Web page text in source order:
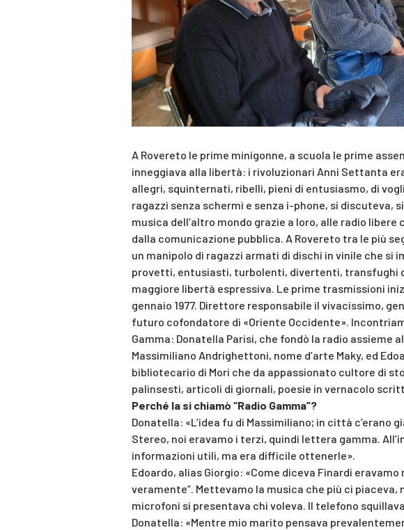
A Rovereto le prime minigonne, a scuola le prime
inneggiava alla libertà: i rivoluzionari Anni Settanta
allegri, squinternati, ribelli, pieni di entusiasmo, di
ragazzi senza schermi e senza i-phone, si discuteva,
musica dell’altro mondo grazie a loro, alle radio
dalla comunicazione pubblica. A Rovereto tra le più
un manipolo di ragazzi armati di dischi in vinile che si
provetti, entusiasti, turbolenti, divertenti, transfughi
maggiore libertà espressiva. Le prime trasmissioni
gennaio 1977. Direttore responsabile il vivacissimo,
futuro cofondatore di «Oriente Occidente».
Gamma: Donatella Parisi, che fondò la radio assieme
Massimiliano Andrighettoni, nome d’arte Maky, ed
bibliotecario di Mori che da appassionato cultore di
palinsesti, articoli di giornali, poesie in vernacolo
Perché la si chiamò “Radio Gamma”?
Donatella: «L’idea fu di Massimiliano; in città c’erano
Stereo, noi eravamo i terzi, quindi lettera gamma.
informazioni utili, ma era difficile ottenerle».
Edoardo, alias Giorgio: «Come diceva Finardi eravamo
veramente”. Mettevamo la musica che più ci
microfoni si presentava chi voleva. Il telefono
Donatella: «Mentre mio marito pensava